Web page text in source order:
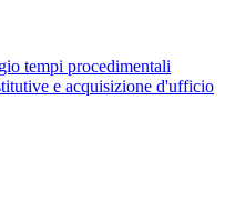
tempi procedimentali
e acquisizione d'ufficio